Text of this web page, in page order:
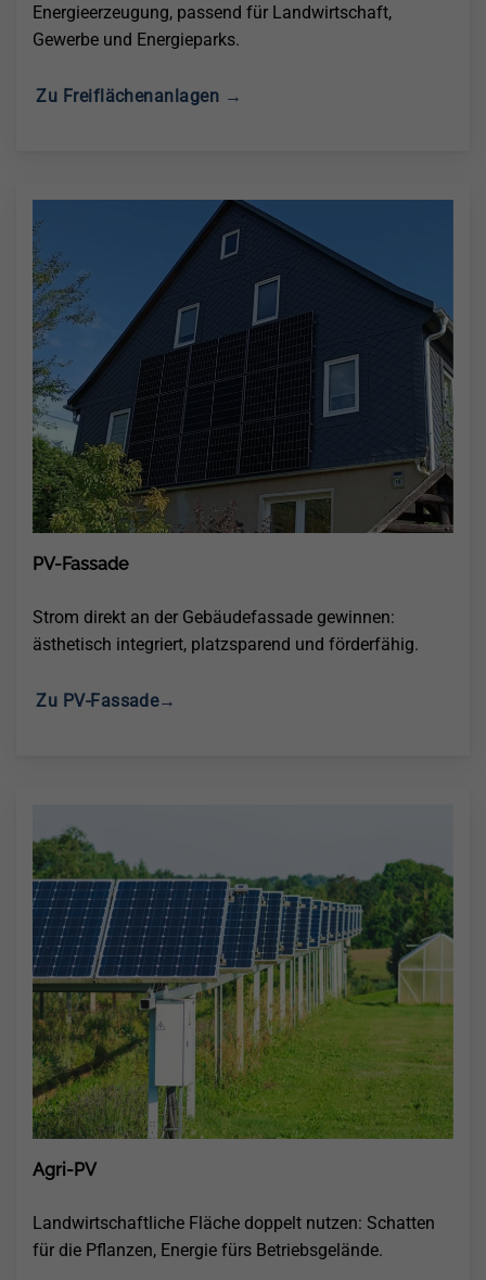
Energieerzeugung, passend für Landwirtschaft,
Gewerbe und Energieparks.
Zu Freiflächenanlagen →
PV-Fassade
Strom direkt an der Gebäudefassade gewinnen:
ästhetisch integriert, platzsparend und förderfähig.
Zu PV-Fassade→
Agri-PV
Landwirtschaftliche Fläche doppelt nutzen: Schatten
für die Pflanzen, Energie fürs Betriebsgelände.